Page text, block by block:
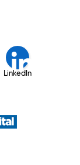
LinkedIn